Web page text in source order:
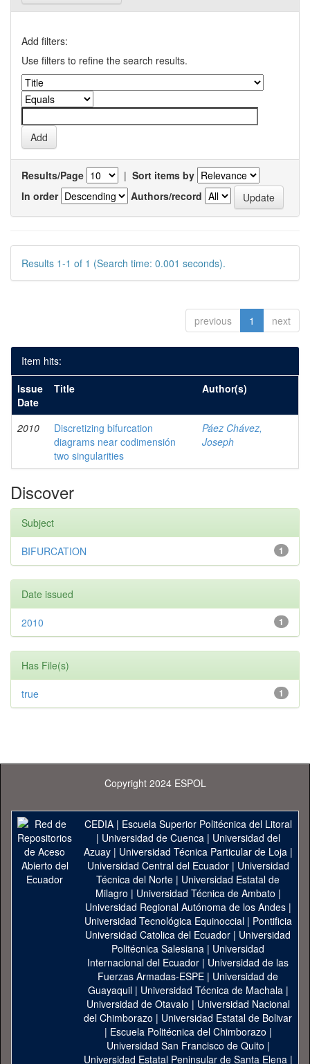
Add filters:
Use filters to refine the search results.
Results/Page | Sort items by
In order
Authors/record
Results 1-1 of 1 (Search time: 0.001 seconds).
previous 1 next
Item hits:
Issue
Date
Title Author(s)
2010
Discretizing bifurcation
diagrams near codimensión
two singularities
Páez Chávez,
Joseph
Discover
Subject
1
BIFURCATION
Date issued
1
2010
Has File(s)
1
true
Copyright 2024 ESPOL
CEDIA| Escuela Superior Politécnica del Litoral
| Universidad de Cuenca| Universidad del
Azuay| Universidad Técnica Particular de Loja|
Universidad Central del Ecuador| Universidad
Técnica del Norte | Universidad Estatal de
Milagro | Universidad Técnica de Ambato |
Universidad Regional Autónoma de los Andes|
Universidad Tecnológica Equinoccial| Pontificia
Universidad Catolica del Ecuador | Universidad
Politécnica Salesiana | Universidad
Internacional del Ecuador | Universidad de las
Fuerzas Armadas-ESPE | Universidad de
Guayaquil| Universidad Técnica de Machala|
Universidad de Otavalo | Universidad Nacional
del Chimborazo | Universidad Estatal de Bolivar
| Escuela Politécnica del Chimborazo |
Universidad San Francisco de Quito |
Universidad Estatal Peninsular de Santa Elena|